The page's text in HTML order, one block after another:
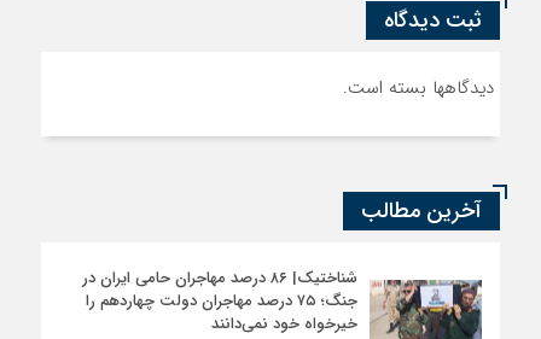
ثبت دیدگاه
دیدگاهها بسته است.
آخرین مطالب
شناختیک| ۸۶ درصد مهاجران حامی ایران در
جنگ؛ ۷۵ درصد مهاجران دولت چهاردهم را
خیرخواه خود نمی‌دانند